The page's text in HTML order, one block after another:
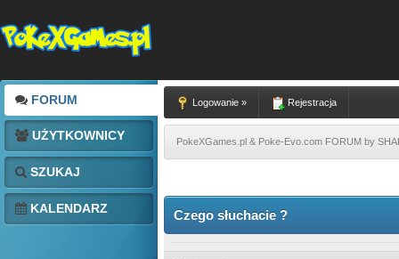
FORUM
UŻYTKOWNICY
SZUKAJ
KALENDARZ
Logowanie » Rejestracja
PokeXGames.pl & Poke-Evo.com FORUM by
Czego słuchacie ?